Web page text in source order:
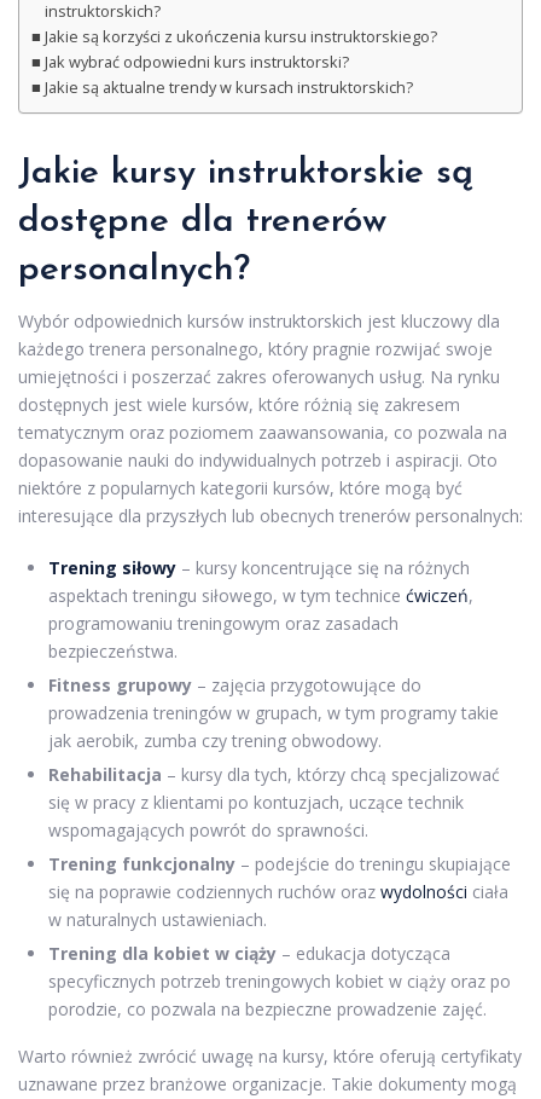
instruktorskich?
Jakie są korzyści z ukończenia kursu instruktorskiego?
Jak wybrać odpowiedni kurs instruktorski?
Jakie są aktualne trendy w kursach instruktorskich?
Jakie kursy instruktorskie są
dostępne dla trenerów
personalnych?
Wybór odpowiednich kursów instruktorskich jest kluczowy dla
każdego trenera personalnego, który pragnie rozwijać swoje
umiejętności i poszerzać zakres oferowanych usług. Na rynku
dostępnych jest wiele kursów, które różnią się zakresem
tematycznym oraz poziomem zaawansowania, co pozwala na
dopasowanie nauki do indywidualnych potrzeb i aspiracji. Oto
niektóre z popularnych kategorii kursów, które mogą być
interesujące dla przyszłych lub obecnych trenerów personalnych:
Trening siłowy – kursy koncentrujące się na różnych
aspektach treningu siłowego, w tym technice ćwiczeń,
programowaniu treningowym oraz zasadach
bezpieczeństwa.
Fitness grupowy – zajęcia przygotowujące do
prowadzenia treningów w grupach, w tym programy takie
jak aerobik, zumba czy trening obwodowy.
Rehabilitacja – kursy dla tych, którzy chcą specjalizować
się w pracy z klientami po kontuzjach, uczące technik
wspomagających powrót do sprawności.
Trening funkcjonalny – podejście do treningu skupiające
się na poprawie codziennych ruchów oraz wydolności ciała
w naturalnych ustawieniach.
Trening dla kobiet w ciąży – edukacja dotycząca
specyficznych potrzeb treningowych kobiet w ciąży oraz po
porodzie, co pozwala na bezpieczne prowadzenie zajęć.
Warto również zwrócić uwagę na kursy, które oferują certyfikaty
uznawane przez branżowe organizacje. Takie dokumenty mogą